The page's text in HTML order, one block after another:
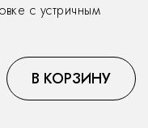
с устричным
В КОРЗИНУ